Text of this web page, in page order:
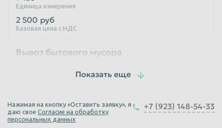
Единица измерения
Базовая цена с НДС
2 500 руб
Вывоз бытового мусора
Базовая цена с НДС
Нажимая на кнопку «Оставить заявку», я
даю свое Согласие на обработку
персональных данных
+7 (923) 148-54-33